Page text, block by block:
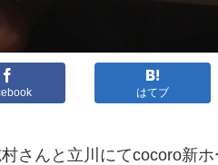
はてブ
さんと立川にてcocoro新